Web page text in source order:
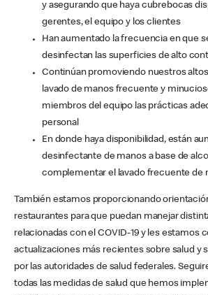
y asegurando que haya cubrebocas
gerentes, el equipo y los clientes
Han aumentado la frecuencia en que
desinfectan las superficies de alto
Continúan promoviendo nuestros
lavado de manos frecuente y
miembros del equipo las prácticas
personal
En donde haya disponibilidad, están
desinfectante de manos a base de
complementar el lavado frecuente de
También estamos proporcionando
restaurantes para que puedan manejar
relacionadas con el COVID-19 y les estamos
actualizaciones más recientes sobre salud y
por las autoridades de salud federales.
todas las medidas de salud que hemos